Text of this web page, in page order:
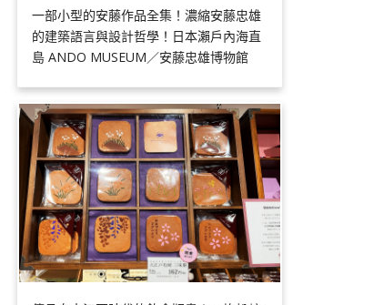
一部小型的安藤作品全集！濃縮安藤忠雄
的建築語言與設計哲學！日本瀨戶內海直
島 ANDO MUSEUM／安藤忠雄博物館